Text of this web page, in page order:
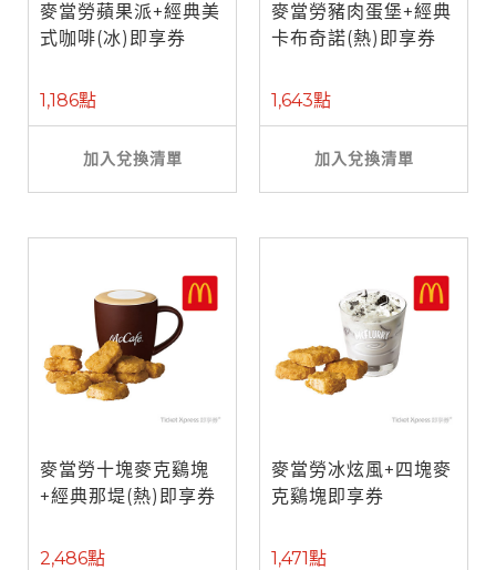
麥當勞蘋果派+經典美
式咖啡(冰)即享券
1,186點
加入兌換清單
麥當勞豬肉蛋堡+經典
卡布奇諾(熱)即享券
1,643點
加入兌換清單
麥當勞十塊麥克鷄塊
+經典那堤(熱)即享券
2,486點
麥當勞冰炫風+四塊麥
克鷄塊即享券
1,471點